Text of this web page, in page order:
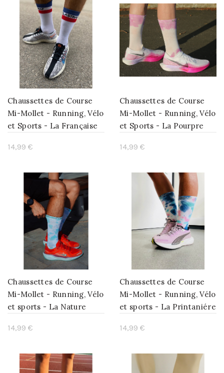
Chaussettes de Course
Mi-Mollet - Running, Vélo
et Sports - La Française
14,99 €
Chaussettes de Course
Mi-Mollet - Running, Vélo
et Sports - La Pourpre
14,99 €
Chaussettes de Course
Mi-Mollet - Running, Vélo
et sports - La Nature
14,99 €
Chaussettes de Course
Mi-Mollet - Running, Vélo
et sports - La Printaniére
14,99 €